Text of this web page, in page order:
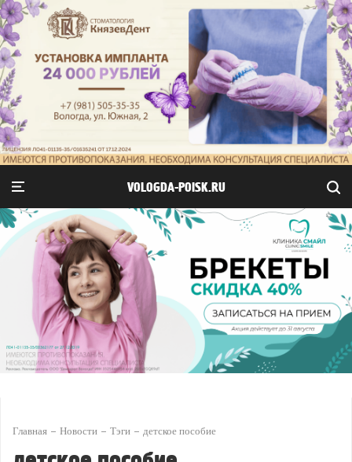
VOLOGDA-POISK.RU
Главная Новости Тэги детское пособие